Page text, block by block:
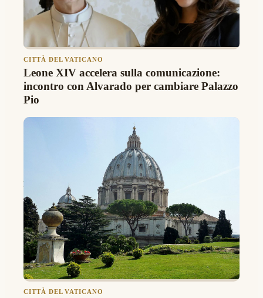
CITTÀ DEL VATICANO
Leone XIV accelera sulla comunicazione:
incontro con Alvarado per cambiare Palazzo
Pio
CITTÀ DEL VATICANO